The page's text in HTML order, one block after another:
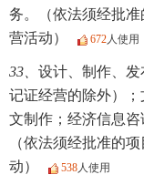
务。（依法须经批
营活动）
672人使用
33、 设计、制作、
记证经营的除外）
文制作；经济信息咨
（依法须经批准的
动）
538人使用